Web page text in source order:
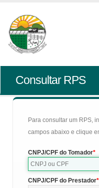
Consultar RPS
Para consultar um RPS,
campos abaixo e clique
CNPJ/CPF do Tomador
CNPJ/CPF do Prestador